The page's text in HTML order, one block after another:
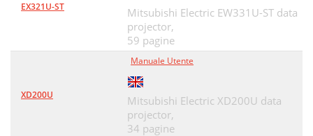
EX321U-ST
Mitsubishi Electric EW331U-ST data
projector,
59 pagine
XD200U
Manuale Utente
Mitsubishi Electric XD200U data
projector,
34 pagine